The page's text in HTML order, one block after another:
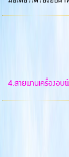
4.สายพานเครื่องอบ